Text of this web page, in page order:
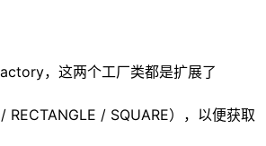
，这两个工厂类都是扩展了
/ SQUARE），以便获取